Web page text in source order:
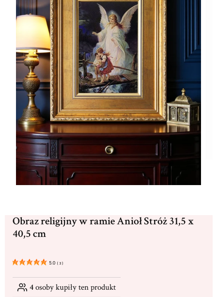
Obraz religijny w ramie Anioł Stróż 31,5 x
40,5 cm
5.0 ( 3 )
4osoby kupiły ten produkt